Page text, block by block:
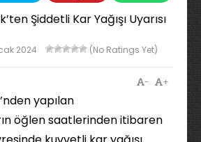
2024 (No Ratings Yet)
+
-
yapılan
öğlen saatlerinden itibaren